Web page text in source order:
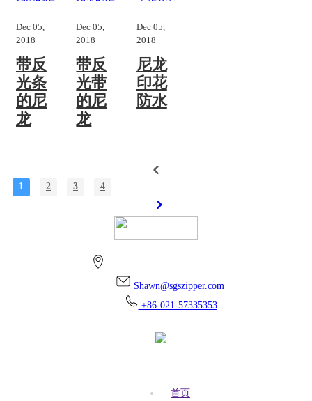
Dec 05,
2018
带反
光条
的尼
龙
Dec 05,
2018
带反
光带
的尼
龙
Dec 05,
2018
尼龙
印花
防水
1 2 3 4
Shawn@sgszipper.com
+86-021-57335353
首页